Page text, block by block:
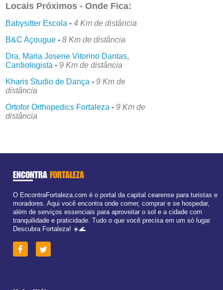
Locais Próximos - Onde Fica:
Babysitter Escola -4 Km de distância
B&C Açougue -8 Km de distância
Dra. Maria Josene Vitorino Dantas,
Cardiologista -9 Km de distância
Kharis Studio de Dança -9 Km de
distância
Ortofor Orthopedics Fortaleza -9 Km de
distância
ENCONTRA FORTALEZA
O EncontraFortaleza.com é o portal da capital cearense para turistas e
moradores. Aqui você encontra onde comer, comprar e se hospedar,
além de serviços essenciais para aproveitar o sol e a cidade com
tranquilidade e praticidade. Tudo o que você precisa em um só lugar.
Descubra Fortaleza! ☀️🌊